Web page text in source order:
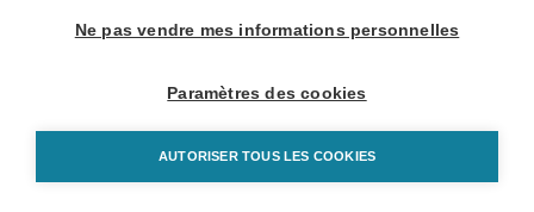
Ne pas vendre mes informations personnelles
Paramètres des cookies
AUTORISER TOUS LES COOKIES